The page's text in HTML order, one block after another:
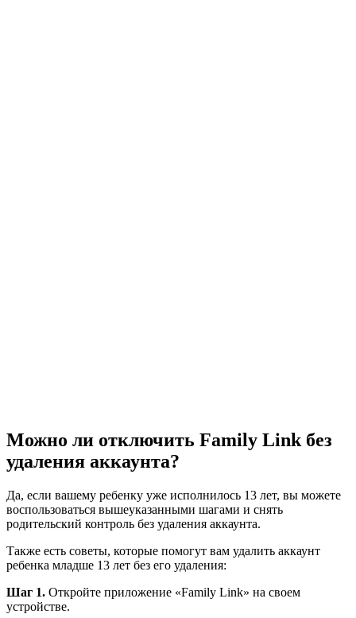
Можно ли отключить Family Link без
удаления аккаунта?
Да, если вашему ребенку уже исполнилось 13 лет, вы можете
воспользоваться вышеуказанными шагами и снять
родительский контроль без удаления аккаунта.
Также есть советы, которые помогут вам удалить аккаунт
ребенка младше 13 лет без его удаления:
Шаг 1. Откройте приложение «Family Link» на своем
устройстве.